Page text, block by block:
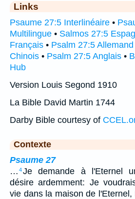
Links
Psaume 27:5 Interlinéaire •
Multilingue • Salmos 27:5
Français • Psalm 27:5 Allemand
Chinois • Psalm 27:5 Anglais •
Hub
Version Louis Segond 1910
La Bible David Martin 1744
Darby Bible courtesy of
Contexte
Psaume 27
… 4Je demande à l'Eternel
désire ardemment: Je
vie dans la maison de